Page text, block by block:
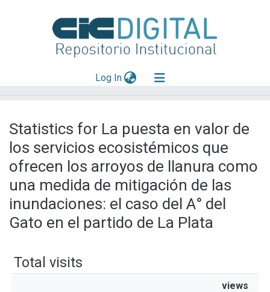
Log In(current)
Mas información
Aportar material
Statistics for La puesta en valor de
los servicios ecosistémicos que
ofrecen los arroyos de llanura como
una medida de mitigación de las
inundaciones: el caso del A° del
Gato en el partido de La Plata
Total visits
views